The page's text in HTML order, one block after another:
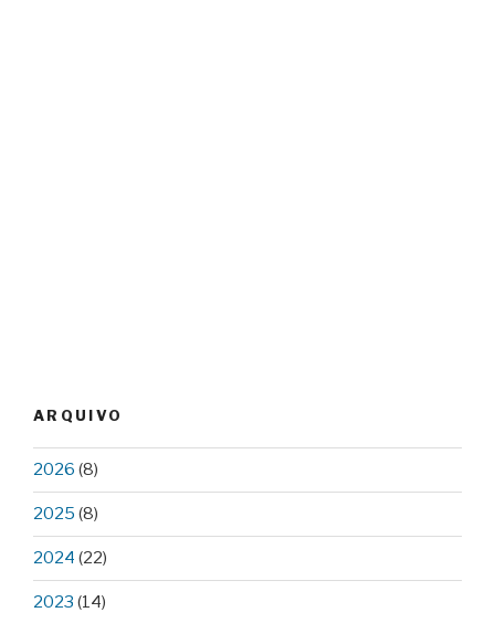
ARQUIVO
2026 (8)
2025 (8)
2024 (22)
2023 (14)